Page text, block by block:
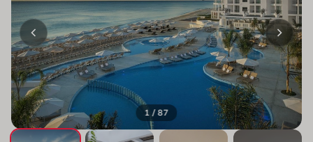
1 / 87